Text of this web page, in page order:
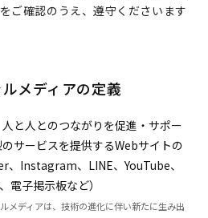
ご確認のうえ、遵守くださいます
メディアの定義
と人とのつながりを促進・サポー
サービスを提供するWebサイトの
、Instagram、LINE、YouTube、
子掲示板など）
メディアは、技術の進化に伴い新たに生み出